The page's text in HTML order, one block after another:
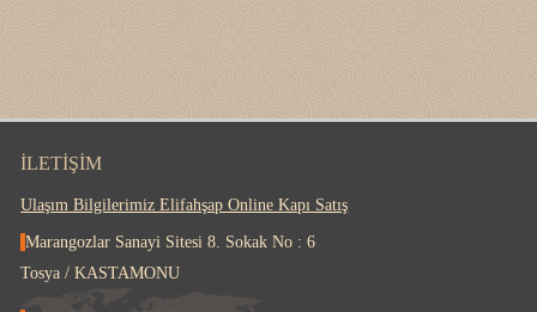
İLETIŞIM
Ulaşım Bilgilerimiz Elifahşap Online Kapı Satış
Marangozlar Sanayi Sitesi 8. Sokak No : 6
Tosya / KASTAMONU